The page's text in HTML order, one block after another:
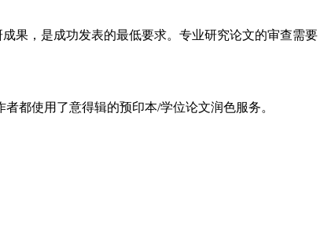
果，是成功发表的最低要求。专业研究论文的审查需要
都使用了意得辑的预印本/学位论文润色服务。